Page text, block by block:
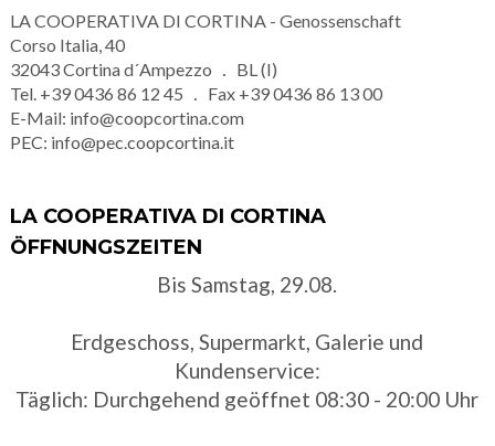
LA COOPERATIVA DI CORTINA - Genossenschaft
Corso Italia, 40
32043Cortina d´Ampezzo
BL (I)
Tel. +39 0436 86 12 45 Fax +39 0436 86 13 00
E-Mail: info@coopcortina.com
PEC: info@pec.coopcortina.it
LA COOPERATIVA DI CORTINA
ÖFFNUNGSZEITEN
Bis Samstag, 29.08.
Erdgeschoss, Supermarkt, Galerie und
Kundenservice:
Täglich: Durchgehend geöffnet 08:30 - 20:00 Uhr